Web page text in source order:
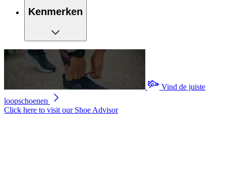
Kenmerken
Vind de juiste
loopschoenen
Click here to visit our Shoe Advisor